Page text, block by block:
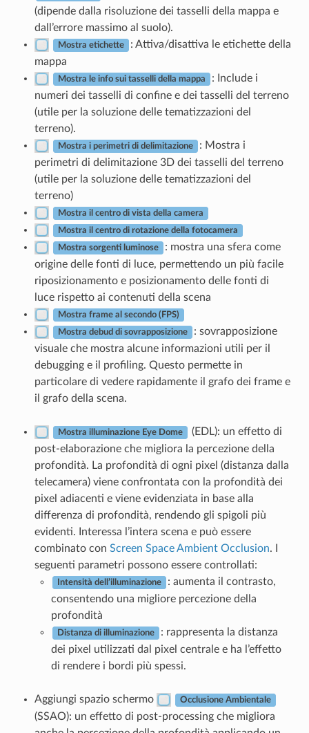
(dipende dalla risoluzione dei tasselli della mappa e
dall’errore massimo al suolo).
Mostra etichette
: Attiva/disattiva le etichette della
mappa
Mostra le info sui tasselli della mappa
: Include i
numeri dei tasselli di confine e dei tasselli del terreno
(utile per la soluzione delle tematizzazioni del
terreno).
Mostra i perimetri di delimitazione
: Mostra i
perimetri di delimitazione 3D dei tasselli del terreno
(utile per la soluzione delle tematizzazioni del
terreno)
Mostra il centro di vista della camera
Mostra il centro di rotazione della fotocamera
Mostra sorgenti luminose
: mostra una sfera come
origine delle fonti di luce, permettendo un più facile
riposizionamento e posizionamento delle fonti di
luce rispetto ai contenuti della scena
Mostra frame al secondo (FPS)
Mostra debud di sovrapposizione
: sovrapposizione
visuale che mostra alcune informazioni utili per il
debugging e il profiling. Questo permette in
particolare di vedere rapidamente il grafo dei frame e
il grafo della scena.
Mostra illuminazione Eye Dome
(EDL): un effetto di
post-elaborazione che migliora la percezione della
profondità. La profondità di ogni pixel (distanza dalla
telecamera) viene confrontata con la profondità dei
pixel adiacenti e viene evidenziata in base alla
differenza di profondità, rendendo gli spigoli più
evidenti. Interessa l’intera scena e può essere
combinato con Screen Space Ambient Occlusion. I
seguenti parametri possono essere controllati:
Intensità dell’illuminazione
: aumenta il contrasto,
consentendo una migliore percezione della
profondità
Distanza di illuminazione
: rappresenta la distanza
dei pixel utilizzati dal pixel centrale e ha l’effetto
di rendere i bordi più spessi.
Aggiungi spazio schermo Occlusione Ambientale
(SSAO): un effetto di post-processing che migliora